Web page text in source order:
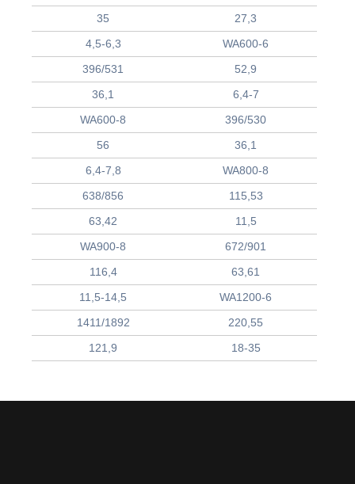
35
27,3
4,5-6,3
WA600-6
396/531
52,9
36,1
6,4-7
WA600-8
396/530
56
36,1
6,4-7,8
WA800-8
638/856
115,53
63,42
11,5
WA900-8
672/901
116,4
63,61
11,5-14,5
WA1200-6
1411/1892
220,55
121,9
18-35